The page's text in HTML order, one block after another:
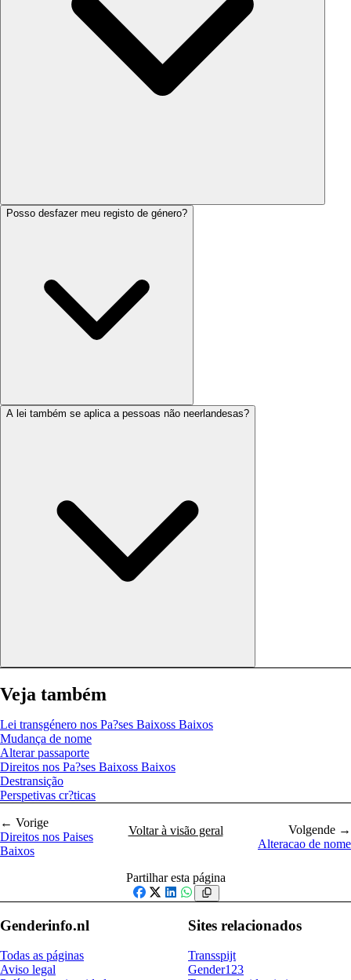
Posso desfazer meu registo de género?
A lei também se aplica a pessoas não neerlandesas?
Veja também
Lei transgénero nos Pa?ses Baixoss Baixos
Mudança de nome
Alterar passaporte
Direitos nos Pa?ses Baixoss Baixos
Destransição
Perspetivas cr?ticas
← Vorige
Direitos nos Paises
Baixos
Voltar à visão geral
Volgende →
Alteracao de nome
Partilhar esta página
Facebook
X LinkedIn
WhatsApp
Genderinfo.nl
Todas as páginas
Aviso legal
Sites relacionados
Transspijt
Gender123